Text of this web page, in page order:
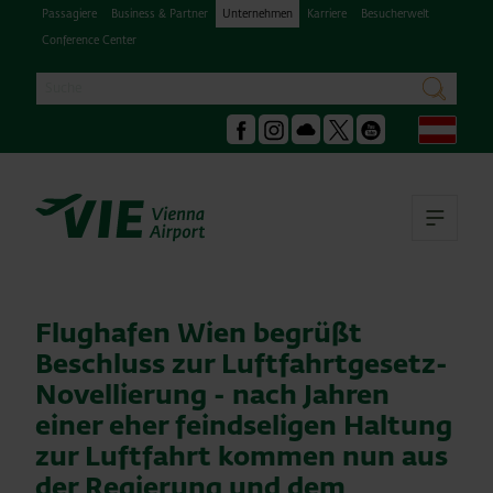
Passagiere Business & Partner Unternehmen Karriere
Besucherwelt
Conference Center
suchen
Facebook
Instagram
Podcast Youtube
Flughafen Wien begrüßt
Beschluss zur Luftfahrtgesetz-
Novellierung - nach Jahren
einer eher feindseligen Haltung
zur Luftfahrt kommen nun aus